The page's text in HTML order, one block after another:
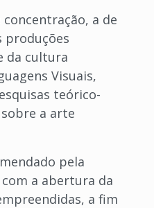
a de
produções
da cultura
Visuais,
teórico-
a arte
pela
com a abertura da
a fim